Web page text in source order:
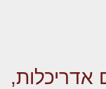
אדריכלות,